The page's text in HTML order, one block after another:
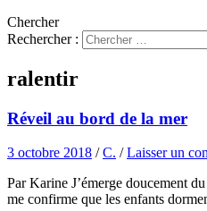
Chercher
Rechercher :
ralentir
Réveil au bord de la mer
3 octobre 2018 /C. /Laisser un
Par Karine J’émerge doucement
me confirme que les enfants